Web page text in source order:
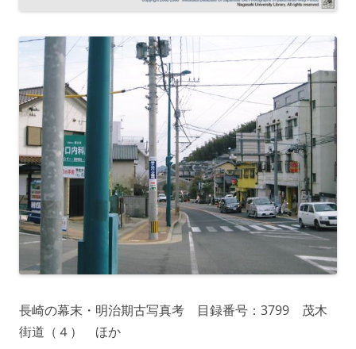
長崎の幕末・明治期古写真考 目録番号：3799 茂木
街道（４） ほか